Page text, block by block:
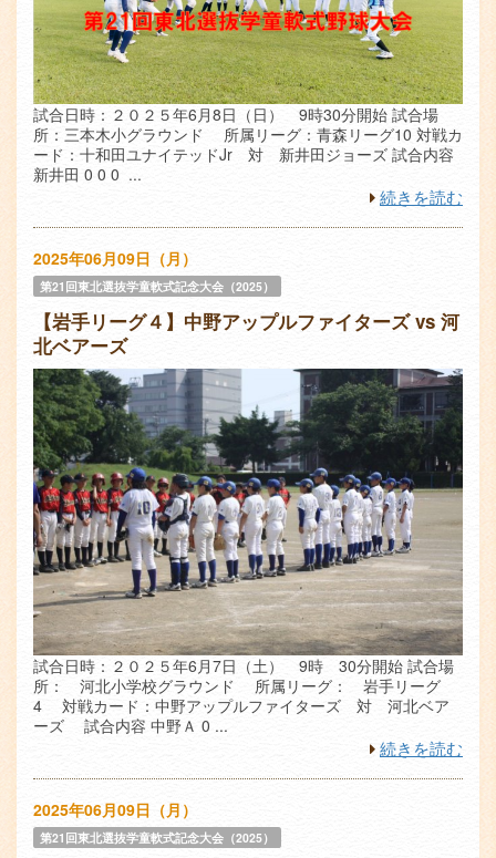
試合日時：２０２５年6月8日（日） 9時30分開始 試合場
所：三本木小グラウンド 所属リーグ：青森リーグ10 対戦カ
ード：十和田ユナイテッドJr 対 新井田ジョーズ 試合内容
新井田 0 0 0 ...
続きを読む
2025年06月09日（月）
第21回東北選抜学童軟式記念大会（2025）
【岩手リーグ４】中野アップルファイターズ vs 河
北ベアーズ
試合日時：２０２５年6月7日（土） 9時 30分開始 試合場
所： 河北小学校グラウンド 所属リーグ： 岩手リーグ
4 対戦カード：中野アップルファイターズ 対 河北ベア
ーズ 試合内容 中野Ａ 0 ...
続きを読む
2025年06月09日（月）
第21回東北選抜学童軟式記念大会（2025）